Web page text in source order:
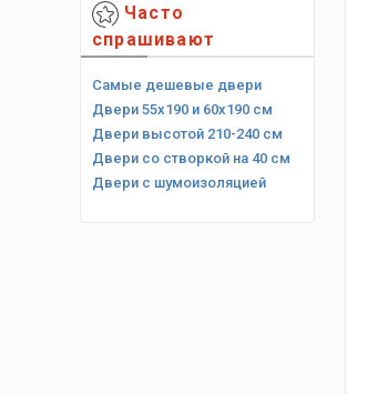
Часто
спрашивают
Самые дешевые двери
Двери 55х190 и 60х190 см
Двери высотой 210-240 см
Двери со створкой на 40 см
Двери с шумоизоляцией